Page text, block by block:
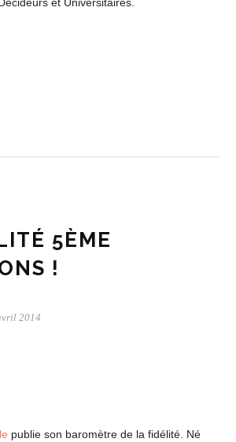
5ÈME
!
2014
publie son baromètre de la fidélité. Né